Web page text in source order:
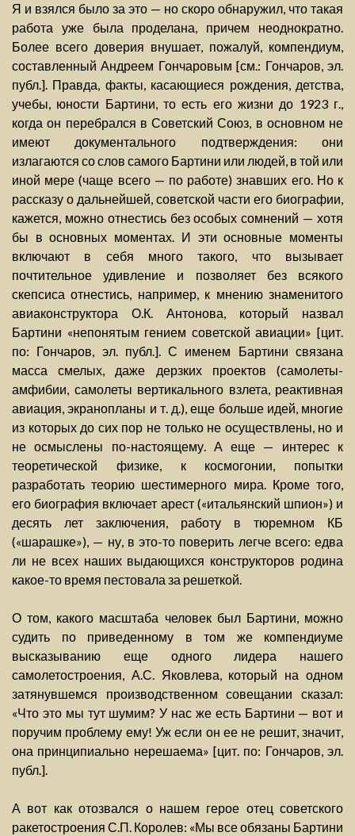
Я и взялся было за это — но скоро обнаружил, что такая
работа уже была проделана, причем неоднократно.
Более всего доверия внушает, пожалуй, компендиум,
составленный Андреем Гончаровым [см.: Гончаров, эл.
публ.]. Правда, факты, касающиеся рождения, детства,
учебы, юности Бартини, то есть его жизни до 1923 г.,
когда он перебрался в Советский Союз, в основном не
имеют документального подтверждения: они
излагаются со слов самого Бартини или людей, в той или
иной мере (чаще всего — по работе) знавших его. Но к
рассказу о дальнейшей, советской части его биографии,
кажется, можно отнестись без особых сомнений — хотя
бы в основных моментах. И эти основные моменты
включают в себя много такого, что вызывает
почтительное удивление и позволяет без всякого
скепсиса отнестись, например, к мнению знаменитого
авиаконструктора О.К. Антонова, который назвал
Бартини «непонятым гением советской авиации» [цит.
по: Гончаров, эл. публ.]. С именем Бартини связана
масса смелых, даже дерзких проектов (самолеты-
амфибии, самолеты вертикального взлета, реактивная
авиация, экранопланы и т. д.), еще больше идей, многие
из которых до сих пор не только не осуществлены, но и
не осмыслены по-настоящему. А еще — интерес к
теоретической физике, к космогонии, попытки
разработать теорию шестимерного мира. Кроме того,
его биография включает арест («итальянский шпион») и
десять лет заключения, работу в тюремном КБ
(«шарашке»), — ну, в это-то поверить легче всего: едва
ли не всех наших выдающихся конструкторов родина
какое-то время пестовала за решеткой.
О том, какого масштаба человек был Бартини, можно
судить по приведенному в том же компендиуме
высказыванию еще одного лидера нашего
самолетостроения, А.С. Яковлева, который на одном
затянувшемся производственном совещании сказал:
«Что это мы тут шумим? У нас же есть Бартини — вот и
поручим проблему ему! Уж если он ее не решит, значит,
она принципиально нерешаема» [цит. по: Гончаров, эл.
публ.].
А вот как отозвался о нашем герое отец советского
ракетостроения С.П. Королев: «Мы все обязаны Бартини